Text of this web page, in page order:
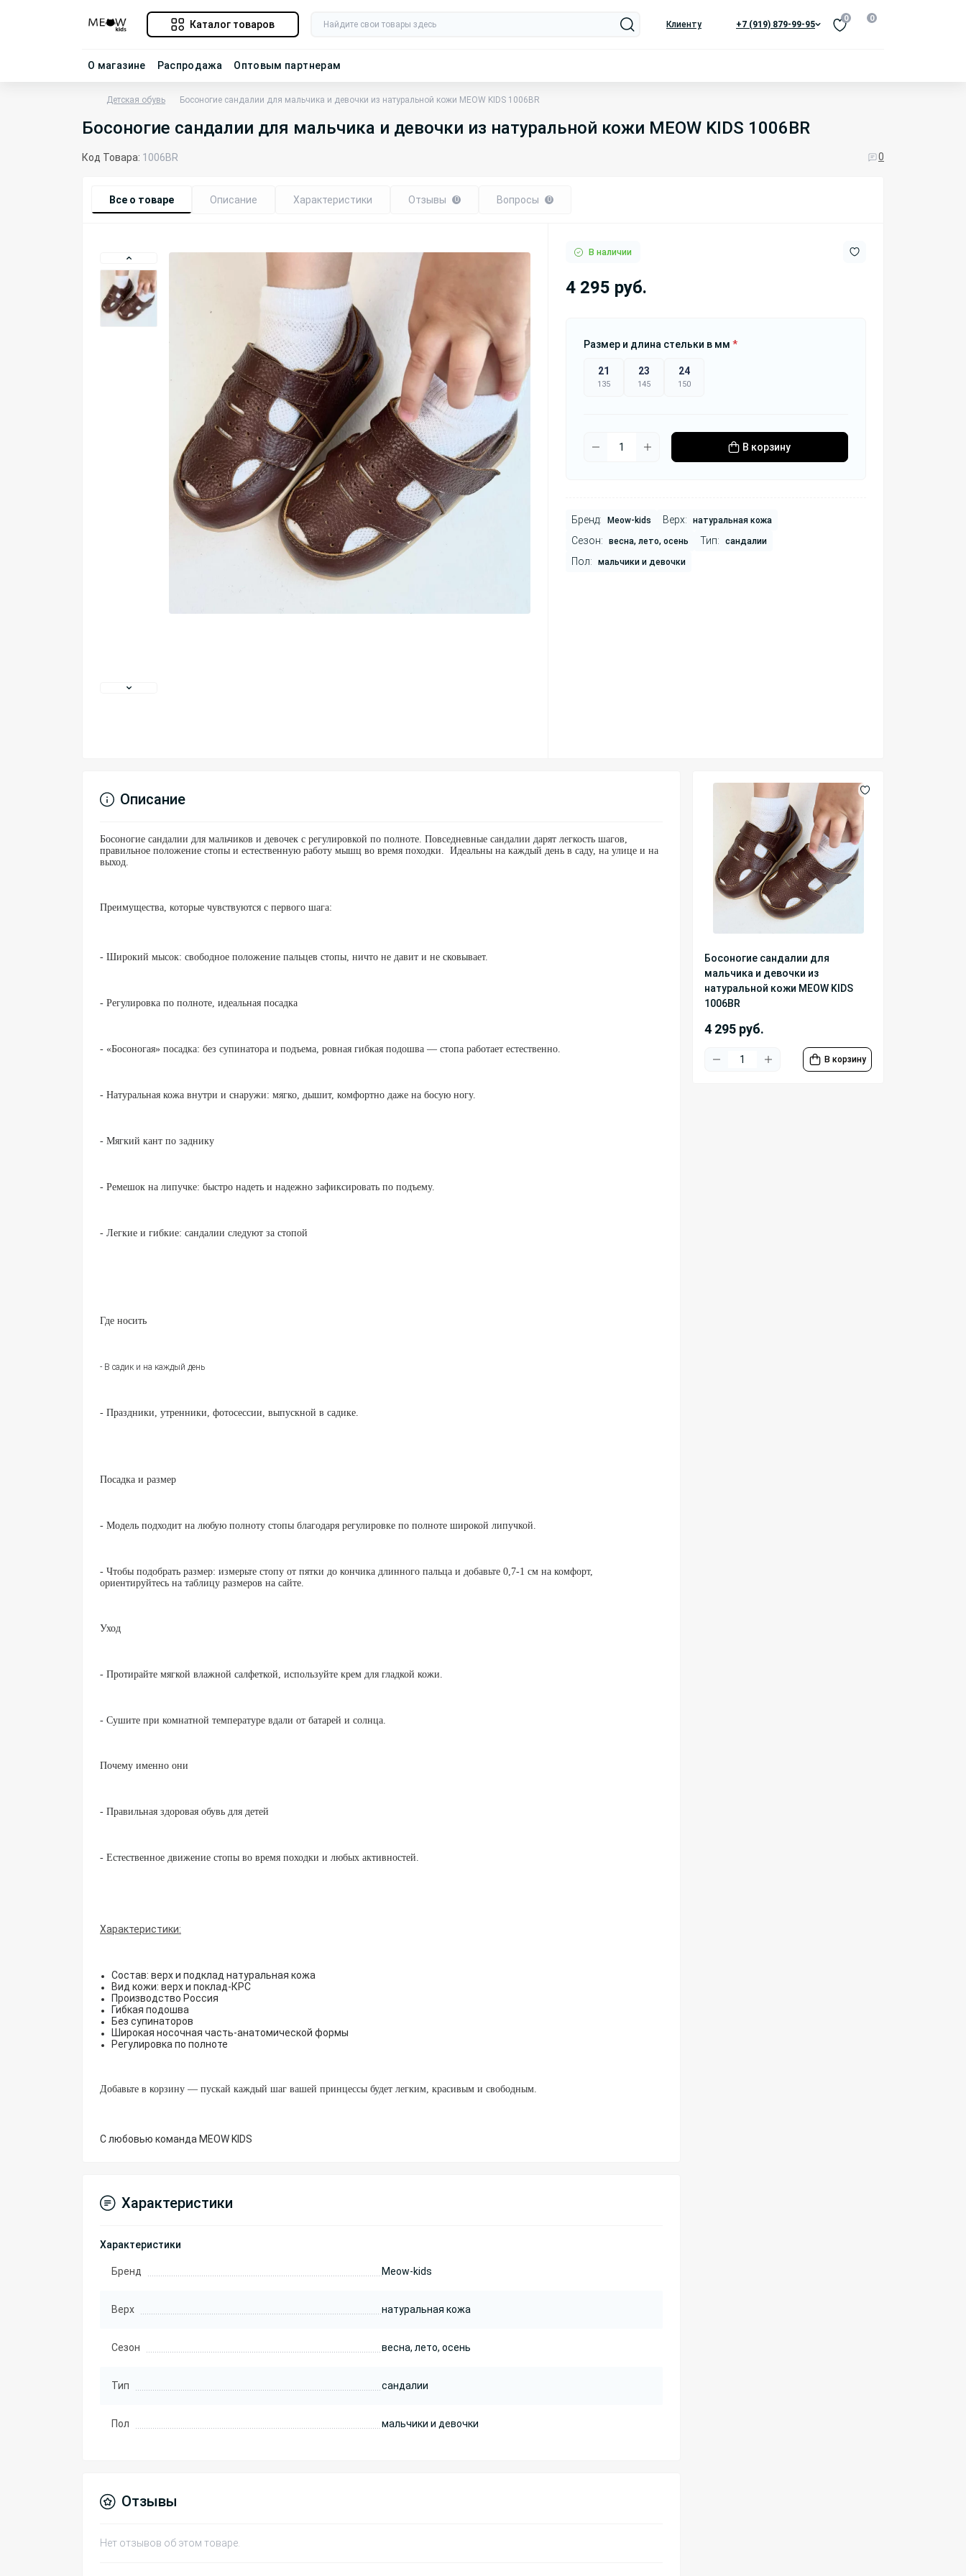
Каталог товаров Клиенту +7 (919) 879-99-95
0 0
О магазине Распродажа Оптовым партнерам
Детская обувь Босоногие сандалии для мальчика и девочки из натуральной кожи MEOW KIDS 1006BR
Босоногие сандалии для мальчика и девочки из натуральной кожи MEOW KIDS 1006BR
Код Товара: 1006BR 0
Все о товаре Описание Характеристики Отзывы 0 Вопросы 0
В наличии
4 295 руб.
Размер и длина стельки в мм *
21
135
23
145
24
150
В корзину
Бренд: Meow-kids Верх: натуральная кожа
Сезон: весна, лето, осень Тип: сандалии
Пол: мальчики и девочки
Босоногие сандалии для
мальчика и девочки из
натуральной кожи MEOW KIDS
1006BR
4 295 руб.
В корзину
Описание
Босоногие сандалии для мальчиков и девочек с регулировкой по полноте. Повседневные сандалии дарят легкость шагов,
правильное положение стопы и естественную работу мышц во время походки. Идеальны на каждый день в саду, на улице и на
выход.
Преимущества, которые чувствуются с первого шага:
- Широкий мысок: свободное положение пальцев стопы, ничто не давит и не сковывает.
- Регулировка по полноте, идеальная посадка
- «Босоногая» посадка: без супинатора и подъема, ровная гибкая подошва — стопа работает естественно.
- Натуральная кожа внутри и снаружи: мягко, дышит, комфортно даже на босую ногу.
- Мягкий кант по заднику
- Ремешок на липучке: быстро надеть и надежно зафиксировать по подъему.
- Легкие и гибкие: сандалии следуют за стопой
Где носить
- В садик и на каждый день
- Праздники, утренники, фотосессии, выпускной в садике.
Посадка и размер
- Модель подходит на любую полноту стопы благодаря регулировке по полноте широкой липучкой.
- Чтобы подобрать размер: измерьте стопу от пятки до кончика длинного пальца и добавьте 0,7-1 см на комфорт,
ориентируйтесь на таблицу размеров на сайте.
Уход
- Протирайте мягкой влажной салфеткой, используйте крем для гладкой кожи.
- Сушите при комнатной температуре вдали от батарей и солнца.
Почему именно они
- Правильная здоровая обувь для детей
- Естественное движение стопы во время походки и любых активностей.
Характеристики:
Состав: верх и подклад натуральная кожа
Вид кожи: верх и поклад-КРС
Производство Россия
Гибкая подошва
Без супинаторов
Широкая носочная часть-анатомической формы
Регулировка по полноте
Добавьте в корзину — пускай каждый шаг вашей принцессы будет легким, красивым и свободным.
С любовью команда MEOW KIDS
Характеристики
Характеристики
Бренд Meow-kids
Верх натуральная кожа
Сезон весна, лето, осень
Тип сандалии
Пол мальчики и девочки
Отзывы
Нет отзывов об этом товаре.